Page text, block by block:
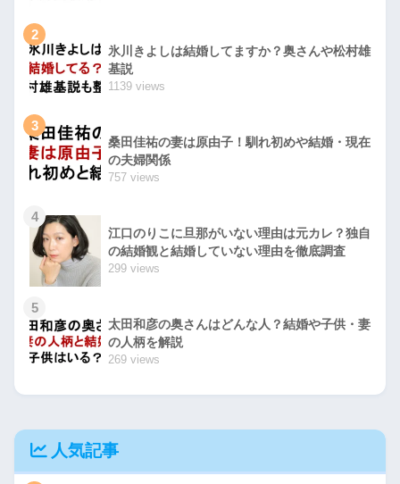
2
氷川きよしは結婚してますか？奥さんや松村雄
基説
1139 views
3
桑田佳祐の妻は原由子！馴れ初めや結婚・現在
の夫婦関係
757 views
4
江口のりこに旦那がいない理由は元カレ？独自
の結婚観と結婚していない理由を徹底調査
299 views
5
太田和彦の奥さんはどんな人？結婚や子供・妻
の人柄を解説
269 views
人気記事